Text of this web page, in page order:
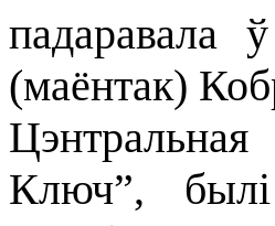
падаравала
(маёнтак)
Ключ”,